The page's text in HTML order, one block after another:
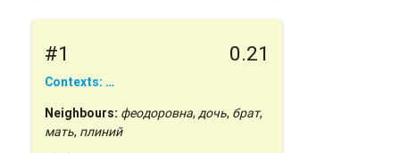
#1 0.21
Contexts: …
Neighbours: феодоровна,дочь, брат,
мать, плиний